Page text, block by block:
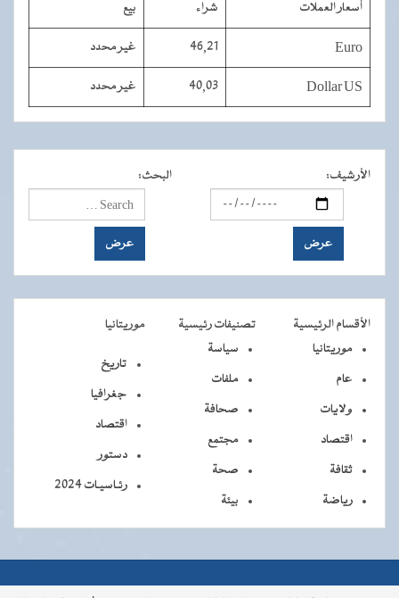
أسعار العملات شراء بيع
Euro
46,21 غير محدد
Dollar US
40,03 غير محدد
الأرشيف: البحث:
الأقسام الرئيسية تصنيفات رئيسية
موريتانيا
موريتانيا
عام
ولايات
اقتصاد
ثقافة
رياضة
سياسة
ملفات
صحافة
مجتمع
صحة
بيئة
تاريخ
جغرافيا
اقتصاد
دستور
رئـاسيـات 2024